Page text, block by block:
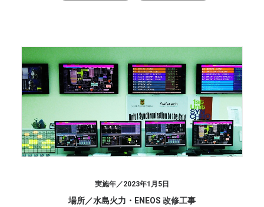
2023年1月5日
水島火力・ENEOS 改修工事